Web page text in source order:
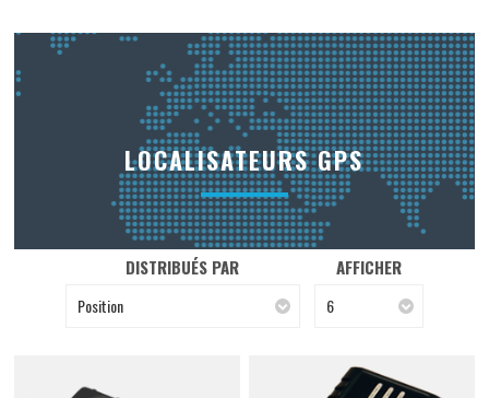
LOCALISATEURS GPS
DISTRIBUÉS PAR
Position
AFFICHER
6